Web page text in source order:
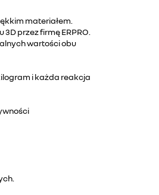
materiałem.
przez firmę ERPRO.
wartości obu
i każda reakcja